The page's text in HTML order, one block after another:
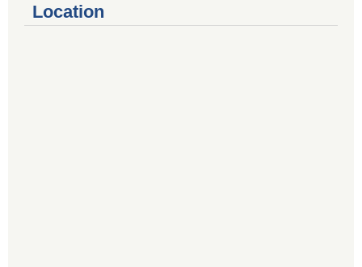
Location